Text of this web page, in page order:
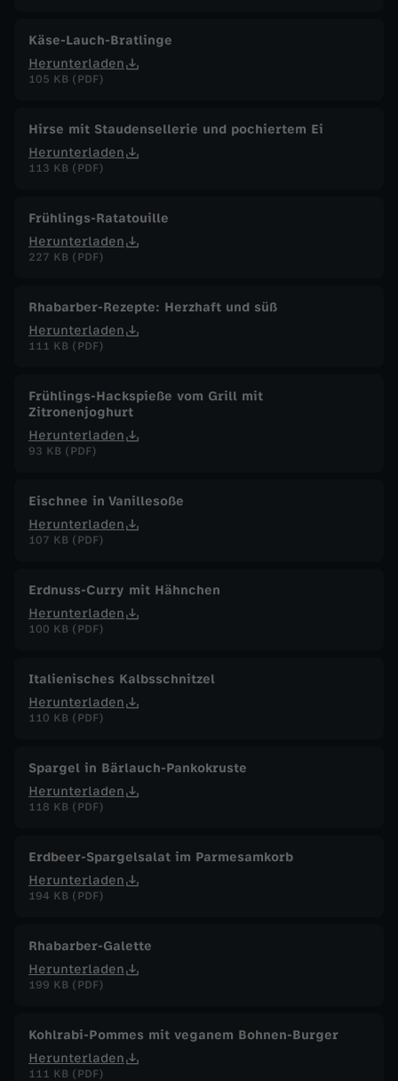
Käse-Lauch-Bratlinge
Herunterladen
105 KB (PDF)
Hirse mit Staudensellerie und pochiertem Ei
Herunterladen
113 KB (PDF)
Frühlings-Ratatouille
Herunterladen
227 KB (PDF)
Rhabarber-Rezepte: Herzhaft und süß
Herunterladen
111 KB (PDF)
Frühlings-Hackspieße vom Grill mit
Zitronenjoghurt
Herunterladen
93 KB (PDF)
Eischnee in Vanillesoße
Herunterladen
107 KB (PDF)
Erdnuss-Curry mit Hähnchen
Herunterladen
100 KB (PDF)
Italienisches Kalbsschnitzel
Herunterladen
110 KB (PDF)
Spargel in Bärlauch-Pankokruste
Herunterladen
118 KB (PDF)
Erdbeer-Spargelsalat im Parmesamkorb
Herunterladen
194 KB (PDF)
Rhabarber-Galette
Herunterladen
199 KB (PDF)
Kohlrabi-Pommes mit veganem Bohnen-Burger
Herunterladen
111 KB (PDF)